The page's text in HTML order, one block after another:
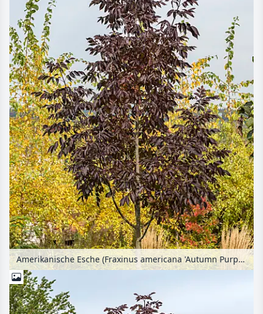
Amerikanische Esche (Fraxinus americana 'Autumn Purple')